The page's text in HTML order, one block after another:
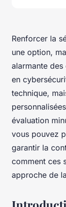
Renforcer la
une option,
alarmante
en
technique,
évaluation
vous pouvez
garantir la
comment ces
approche de